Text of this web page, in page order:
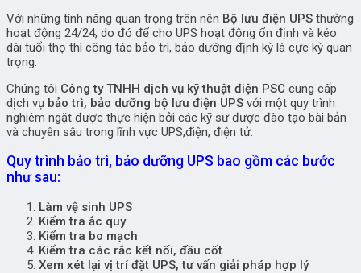
Với những tính năng quan trọng trên nên Bộ lưu điện UPS thường
hoạt động 24/24, do đó để cho UPS hoạt động ổn định và kéo
dài tuổi thọ thì công tác bảo trì, bảo dưỡng định kỳ là cực kỳ quan
trọng.
Chúng tôi Công ty TNHH dịch vụ kỹ thuật điện PSC cung cấp
dịch vụ bảo trì, bảo dưỡng bộ lưu điện UPS với một quy trình
nghiêm ngặt được thực hiện bởi các kỹ sư được đào tạo bài bản
và chuyên sâu trong lĩnh vực UPS,điện, điện tử.
Quy trình bảo trì, bảo dưỡng UPS bao gồm các bước
như sau:
Làm vệ sinh UPS
Kiểm tra ắc quy
Kiểm tra bo mạch
Kiểm tra các rắc kết nối, đầu cốt
Xem xét lại vị trí đặt UPS, tư vấn giải pháp hợp lý